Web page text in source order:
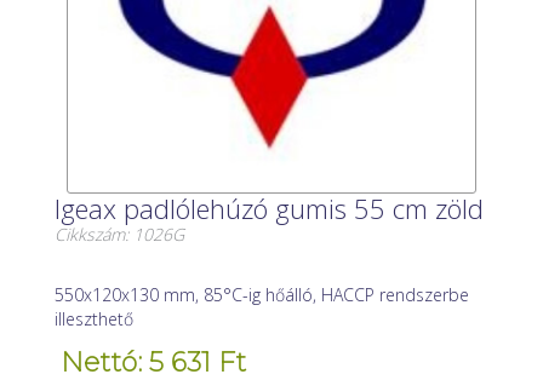
Igeax padlólehúzó gumis 55 cm zöld
Cikkszám: 1026G
550x120x130 mm, 85°C-ig hőálló, HACCP rendszerbe
illeszthető
Nettó: 5 631 Ft